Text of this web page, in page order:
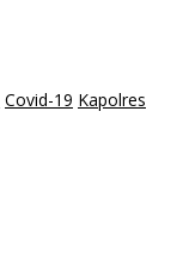
Covid-19 Kapolres